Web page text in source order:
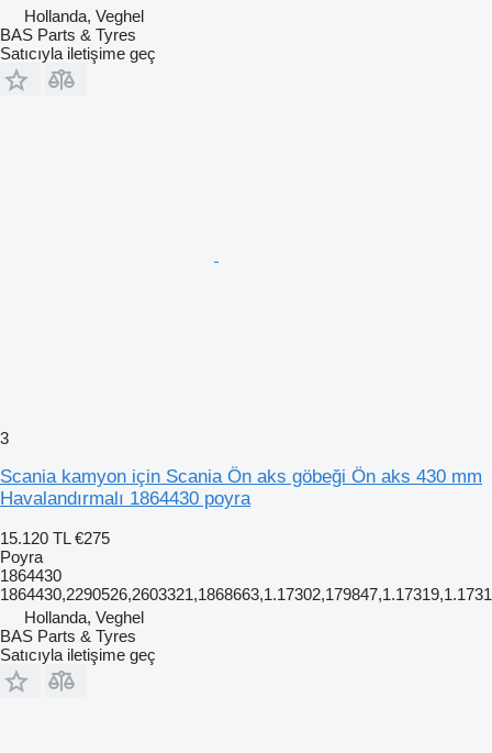
Hollanda, Veghel
BAS Parts & Tyres
Satıcıyla iletişime geç
3
Scania kamyon için Scania Ön aks göbeği Ön aks 430 mm
Havalandırmalı 1864430 poyra
15.120 TL €275
Poyra
1864430
Hollanda, Veghel
BAS Parts & Tyres
Satıcıyla iletişime geç